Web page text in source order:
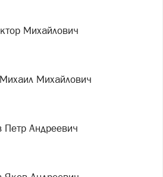
Михайлович
Михайлович
Петр Андреевич